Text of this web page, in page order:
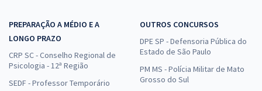
PREPARAÇÃO A MÉDIO E A
LONGO PRAZO
CRP SC - Conselho Regional de
Psicologia - 12ª Região
SEDF - Professor Temporário
OUTROS CONCURSOS
DPE SP - Defensoria Pública do
Estado de São Paulo
PM MS - Polícia Militar de Mato
Grosso do Sul